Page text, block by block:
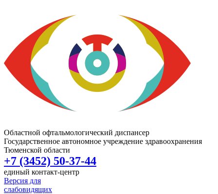
Областной офтальмологический диспансер
Государственное автономное учреждение здравоохранения
Тюменской области
+7 (3452) 50-37-44
единый контакт-центр
Версия для
слабовидящих